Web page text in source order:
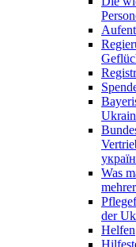
Was
der
Helfen